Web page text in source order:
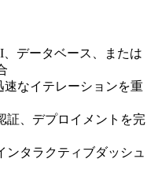
データベース、または
速なイテレーションを重
証、デプロイメントを完
タラクティブダッシュ